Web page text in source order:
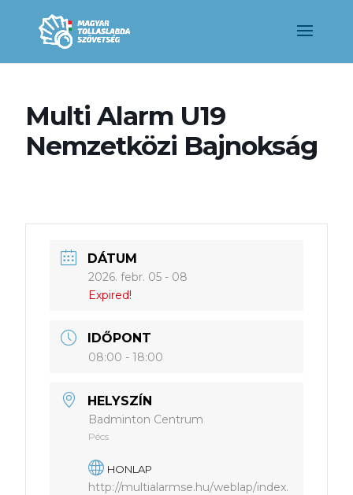
Multi Alarm U19
Nemzetközi Bajnokság
DÁTUM
2026. febr. 05 - 08
Expired!
IDŐPONT
08:00 - 18:00
HELYSZÍN
Badminton Centrum
Pécs
HONLAP
http://multialarmse.hu/weblap/index.